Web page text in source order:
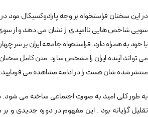
در این سخنان فراستخواه بر وجه پارادوکسیکال مود در
سویی شاخص هایی ناامیدی را نشان می دهد و از سوی
با خود به همراه دارد. فراستخواه جامعه ایران بر سر
می تواند آینده ایران را مشخص سازد. متن کامل
منتشر شده شان هست را در ادامه مشاهده می فرمایید:
به طور کلی امید به صورت اجتماعی ساخته می شود.
تقلیل گرایانه بود . این مفهوم در دوره جدیدی و